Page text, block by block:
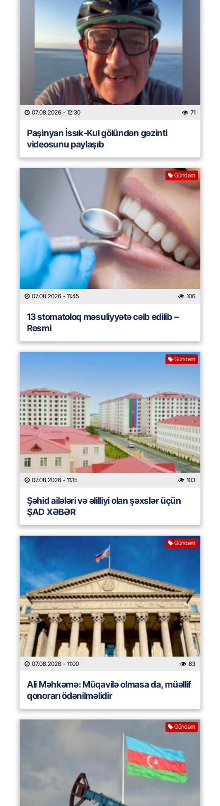
07.08.2026 - 12:30 71
Paşinyan İssık-Kul gölündən gəzinti
videosunu paylaşıb
Gündəm
07.08.2026 - 11:45 106
13 stomatoloq məsuliyyətə cəlb edilib –
Rəsmi
Gündəm
07.08.2026 - 11:15 103
Şəhid ailələri və əlilliyi olan şəxslər üçün
ŞAD XƏBƏR
Gündəm
07.08.2026 - 11:00 83
Ali Məhkəmə: Müqavilə olmasa da, müəllif
qonorarı ödənilməlidir
Gündəm